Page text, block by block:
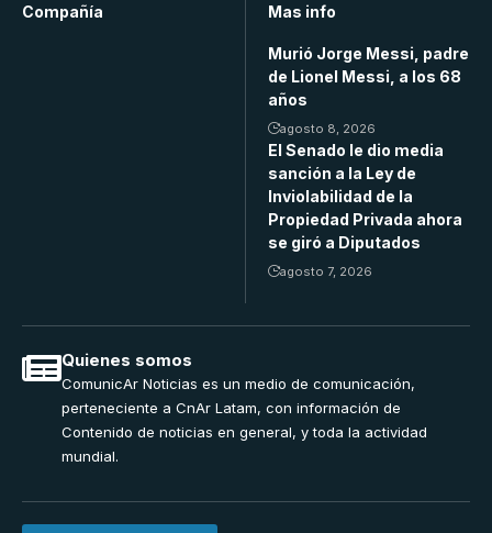
Compañía Mas info
Murió Jorge Messi, padre
de Lionel Messi, a los 68
años
agosto 8, 2026
El Senado le dio media
sanción a la Ley de
Inviolabilidad de la
Propiedad Privada ahora
se giró a Diputados
agosto 7, 2026
Quienes somos
ComunicAr Noticias es un medio de comunicación,
perteneciente a CnAr Latam, con información de
Contenido de noticias en general, y toda la actividad
mundial.